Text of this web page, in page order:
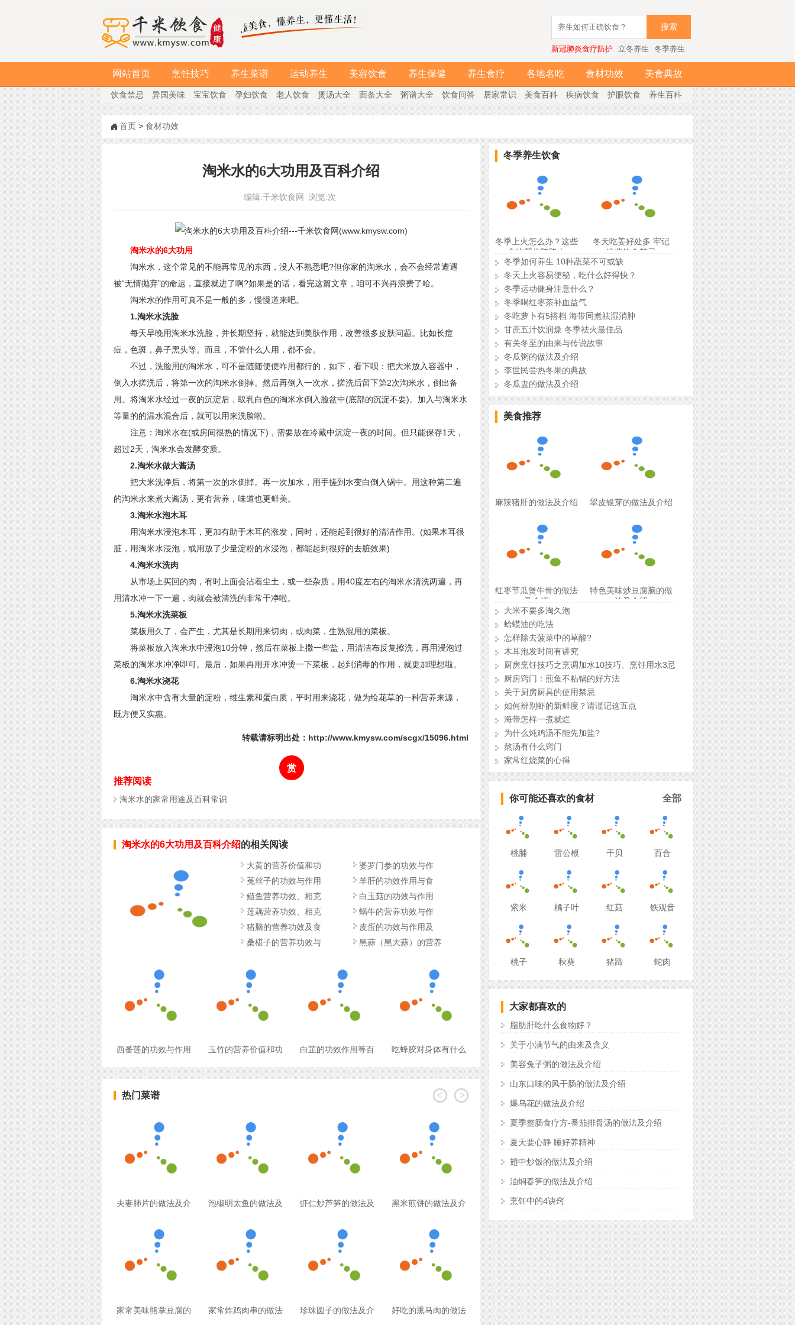
搜索
新冠肺炎食疗防护 立冬养生 冬季养生
网站首页 烹饪技巧 养生菜谱 运动养生 美容饮食 养生保健 养生食疗 各地名吃 食材功效 美食典故
饮食禁忌 异国美味 宝宝饮食 孕妇饮食 老人饮食 煲汤大全 面条大全 粥谱大全 饮食问答 居家常识 美食百科 疾病饮食 护眼饮食 养生百科
首页 > 食材功效
淘米水的6大功用及百科介绍
编辑:千米饮食网 浏览:次
淘米水的6大功用
淘米水，这个常见的不能再常见的东西，没人不熟悉吧?但你家的淘米水，会不会经常遭遇
被“无情抛弃”的命运，直接就进了啊?如果是的话，看完这篇文章，咱可不兴再浪费了哈。
淘米水的作用可真不是一般的多，慢慢道来吧。
1.淘米水洗脸
每天早晚用淘米水洗脸，并长期坚持，就能达到美肤作用，改善很多皮肤问题。比如长痘
痘，色斑，鼻子黑头等。而且，不管什么人用，都不会。
不过，洗脸用的淘米水，可不是随随便便咋用都行的，如下，看下呗：把大米放入容器中，
倒入水搓洗后，将第一次的淘米水倒掉。然后再倒入一次水，搓洗后留下第2次淘米水，倒出备
用。将淘米水经过一夜的沉淀后，取乳白色的淘米水倒入脸盆中(底部的沉淀不要)。加入与淘米水
等量的的温水混合后，就可以用来洗脸啦。
注意：淘米水在(或房间很热的情况下)，需要放在冷藏中沉淀一夜的时间。但只能保存1天，
超过2天，淘米水会发酵变质。
2.淘米水做大酱汤
把大米洗净后，将第一次的水倒掉。再一次加水，用手搓到水变白倒入锅中。用这种第二遍
的淘米水来煮大酱汤，更有营养，味道也更鲜美。
3.淘米水泡木耳
用淘米水浸泡木耳，更加有助于木耳的涨发，同时，还能起到很好的清洁作用。(如果木耳很
脏，用淘米水浸泡，或用放了少量淀粉的水浸泡，都能起到很好的去脏效果)
4.淘米水洗肉
从市场上买回的肉，有时上面会沾着尘土，或一些杂质，用40度左右的淘米水清洗两遍，再
用清水冲一下一遍，肉就会被清洗的非常干净啦。
5.淘米水洗菜板
菜板用久了，会产生，尤其是长期用来切肉，或肉菜，生熟混用的菜板。
将菜板放入淘米水中浸泡10分钟，然后在菜板上撒一些盐，用清洁布反复擦洗，再用浸泡过
菜板的淘米水冲净即可。最后，如果再用开水冲烫一下菜板，起到消毒的作用，就更加理想啦。
6.淘米水浇花
淘米水中含有大量的淀粉，维生素和蛋白质，平时用来浇花，做为给花草的一种营养来源，
既方便又实惠。
转载请标明出处：http://www.kmysw.com/scgx/15096.html
赏
推荐阅读
淘米水的家常用途及百科常识
淘米水的6大功用及百科介绍的相关阅读
大黄的营养价值和功
婆罗门参的功效与作
菟丝子的功效与作用
羊肝的功效作用与食
鲢鱼营养功效、相克
白玉菇的功效与作用
莲藕营养功效、相克
蜗牛的营养功效与作
猪脑的营养功效及食
皮蛋的功效与作用及
桑椹子的营养功效与
黑蒜（黑大蒜）的营养
西番莲的功效与作用 玉竹的营养价值和功 白芷的功效作用等百 吃蜂胶对身体有什么
< >
热门菜谱
夫妻肺片的做法及介 泡椒明太鱼的做法及 虾仁炒芦笋的做法及 黑米煎饼的做法及介
家常美味熊掌豆腐的 家常炸鸡肉串的做法 珍珠圆子的做法及介 好吃的熏马肉的做法
冬季养生饮食
冬季上火怎么办？这些
食物帮你降降火
冬天吃姜好处多 牢记
这些饮食禁忌
冬季如何养生 10种蔬菜不可或缺
冬天上火容易便秘，吃什么好得快？
冬季运动健身注意什么？
冬季喝红枣茶补血益气
冬吃萝卜有5搭档 海带同煮祛湿消肿
甘蔗五汁饮润燥 冬季祛火最佳品
有关冬至的由来与传说故事
冬瓜粥的做法及介绍
李世民尝热冬果的典故
冬瓜盅的做法及介绍
美食推荐
麻辣猪肝的做法及介绍 翠皮银芽的做法及介绍
红枣节瓜煲牛骨的做法
及介绍
特色美味炒豆腐脑的做
法及介绍
大米不要多淘久泡
蛤蟆油的吃法
怎样除去菠菜中的草酸?
木耳泡发时间有讲究
厨房烹饪技巧之烹调加水10技巧、烹饪用水3忌
厨房窍门：煎鱼不粘锅的好方法
关于厨房厨具的使用禁忌
如何辨别虾的新鲜度？请谨记这五点
海带怎样一煮就烂
为什么炖鸡汤不能先加盐?
熬汤有什么窍门
家常红烧菜的心得
全部
你可能还喜欢的食材
桃脯 雷公根 干贝 百合
紫米 橘子叶 红菇 铁观音
桃子 秋葵 猪蹄 蛇肉
大家都喜欢的
脂肪肝吃什么食物好？
关于小满节气的由来及含义
美容兔子粥的做法及介绍
山东口味的风干肠的做法及介绍
爆乌花的做法及介绍
夏季整肠食疗方-番茄排骨汤的做法及介绍
夏天要心静 睡好养精神
翅中炒饭的做法及介绍
油焖春笋的做法及介绍
烹饪中的4诀窍